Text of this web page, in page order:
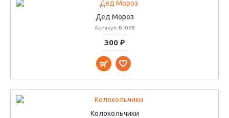
Дед Мороз
Артикул: B1068
300 ₽
Колокольчики